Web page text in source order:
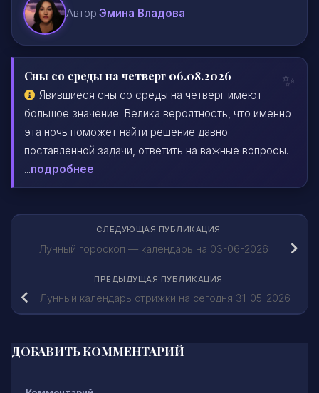
Автор:Эмина Владова
Сны со среды на четверг 06.08.2026
Явившиеся сны со среды на четверг имеют
большое значение. Велика вероятность, что именно
эта ночь поможет найти решение давно
поставленной задачи, ответить на важные вопросы.
...подробнее
СЛЕДУЮЩАЯ ПУБЛИКАЦИЯ
Лунный гороскоп — календарь на 03-06-2026
ПРЕДЫДУЩАЯ ПУБЛИКАЦИЯ
Лунный календарь стрижки на сегодня 31-05-2026
ДОБАВИТЬ КОММЕНТАРИЙ